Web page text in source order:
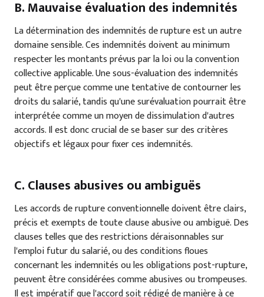
B. Mauvaise évaluation des indemnités
La détermination des indemnités de rupture est un autre
domaine sensible. Ces indemnités doivent au minimum
respecter les montants prévus par la loi ou la convention
collective applicable. Une sous-évaluation des indemnités
peut être perçue comme une tentative de contourner les
droits du salarié, tandis qu'une surévaluation pourrait être
interprétée comme un moyen de dissimulation d'autres
accords. Il est donc crucial de se baser sur des critères
objectifs et légaux pour fixer ces indemnités.
C. Clauses abusives ou ambiguës
Les accords de rupture conventionnelle doivent être clairs,
précis et exempts de toute clause abusive ou ambiguë. Des
clauses telles que des restrictions déraisonnables sur
l'emploi futur du salarié, ou des conditions floues
concernant les indemnités ou les obligations post-rupture,
peuvent être considérées comme abusives ou trompeuses.
Il est impératif que l'accord soit rédigé de manière à ce